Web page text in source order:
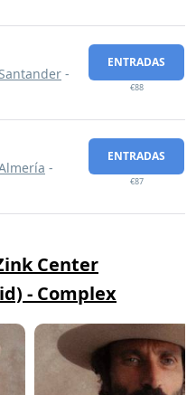
-
ENTRADAS
€88
-
ENTRADAS
€87
Center
- Complex